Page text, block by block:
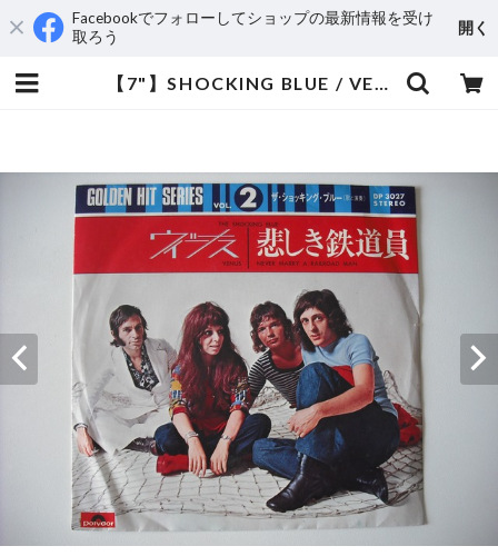
Facebookでフォローしてショップの最新情報を受け
取ろう
開く
【7"】SHOCKING BLUE / VENUS・NEVER MARRY A RAILROAD MAN | aeromamas2000